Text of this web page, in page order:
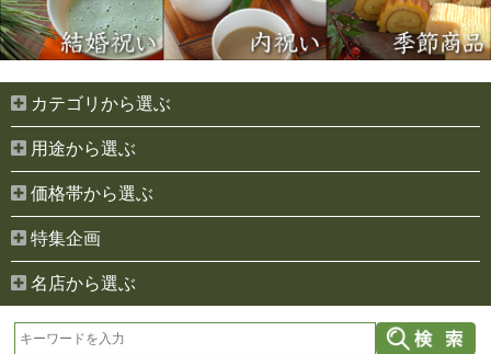
カテゴリから選ぶ
用途から選ぶ
価格帯から選ぶ
特集企画
名店から選ぶ